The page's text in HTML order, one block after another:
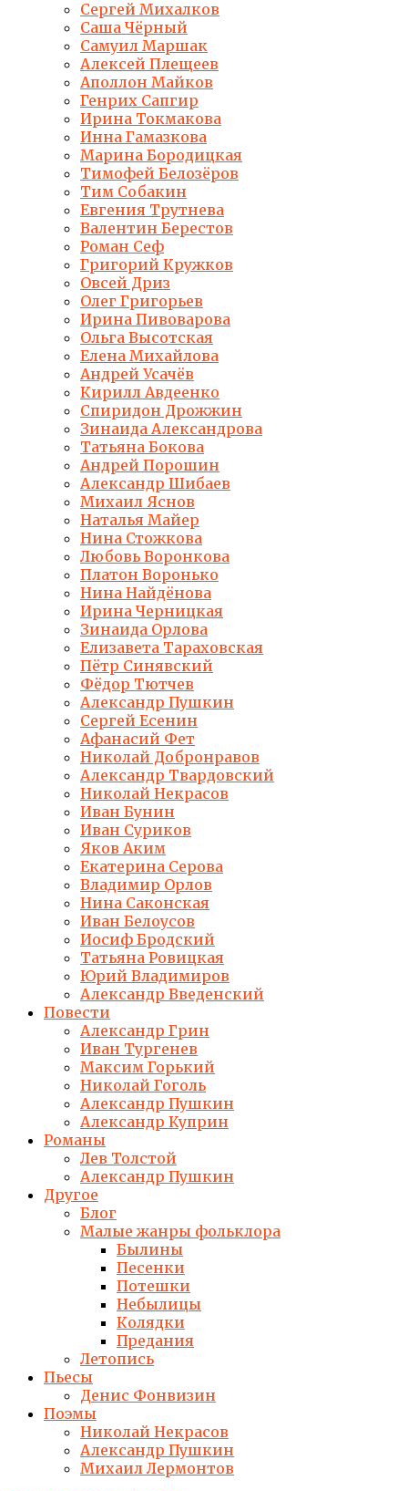
Сергей Михалков
Саша Чёрный
Самуил Маршак
Алексей Плещеев
Аполлон Майков
Генрих Сапгир
Ирина Токмакова
Инна Гамазкова
Марина Бородицкая
Тимофей Белозёров
Тим Собакин
Евгения Трутнева
Валентин Берестов
Роман Сеф
Григорий Кружков
Овсей Дриз
Олег Григорьев
Ирина Пивоварова
Ольга Высотская
Елена Михайлова
Андрей Усачёв
Кирилл Авдеенко
Спиридон Дрожжин
Зинаида Александрова
Татьяна Бокова
Андрей Порошин
Александр Шибаев
Михаил Яснов
Наталья Майер
Нина Стожкова
Любовь Воронкова
Платон Воронько
Нина Найдёнова
Ирина Черницкая
Зинаида Орлова
Елизавета Тараховская
Пётр Синявский
Фёдор Тютчев
Александр Пушкин
Сергей Есенин
Афанасий Фет
Николай Добронравов
Александр Твардовский
Николай Некрасов
Иван Бунин
Иван Суриков
Яков Аким
Екатерина Серова
Владимир Орлов
Нина Саконская
Иван Белоусов
Иосиф Бродский
Татьяна Ровицкая
Юрий Владимиров
Александр Введенский
Повести
Александр Грин
Иван Тургенев
Максим Горький
Николай Гоголь
Александр Пушкин
Александр Куприн
Романы
Лев Толстой
Александр Пушкин
Другое
Блог
Малые жанры фольклора
Былины
Песенки
Потешки
Небылицы
Колядки
Предания
Летопись
Пьесы
Денис Фонвизин
Поэмы
Николай Некрасов
Александр Пушкин
Михаил Лермонтов